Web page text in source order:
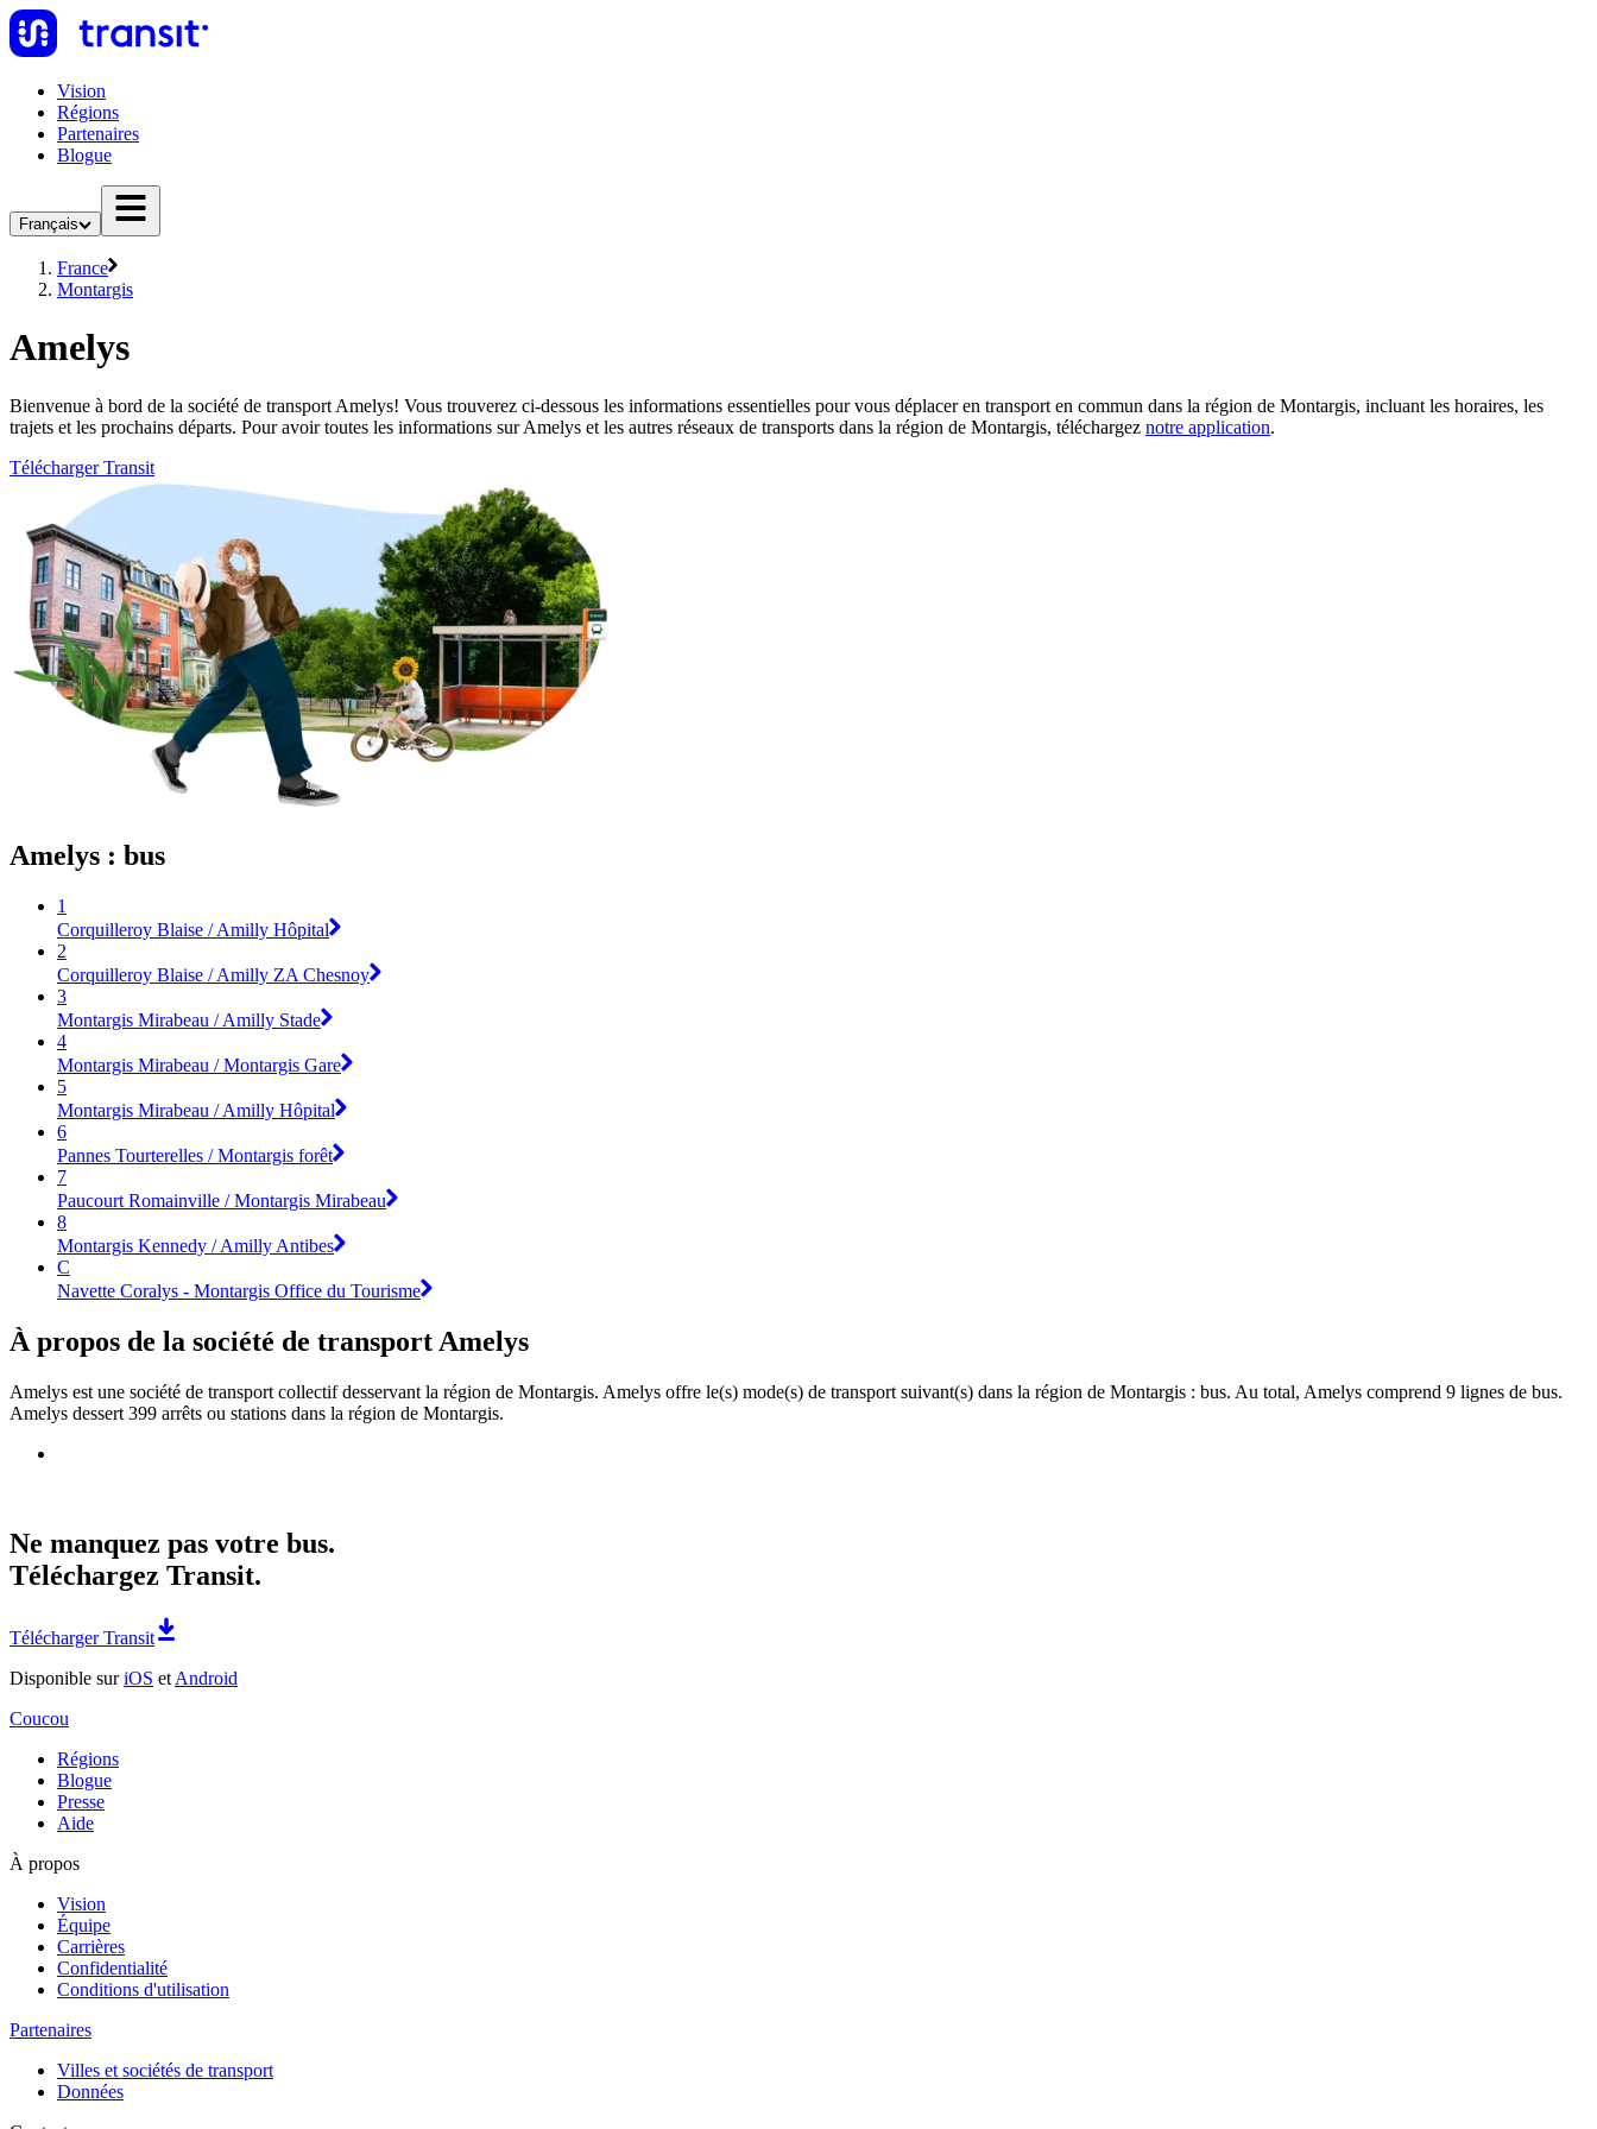
Vision
Régions
Partenaires
Blogue
Français
France
Montargis
Amelys
Bienvenue à bord de la société de transport Amelys! Vous trouverez ci-dessous les informations essentielles pour vous déplacer en transport en commun dans la région de Montargis, incluant les horaires, les
trajets et les prochains départs. Pour avoir toutes les informations sur Amelys et les autres réseaux de transports dans la région de Montargis, téléchargez notre application.
Télécharger Transit
Amelys : bus
1
Corquilleroy Blaise / Amilly Hôpital
2
Corquilleroy Blaise / Amilly ZA Chesnoy
3
Montargis Mirabeau / Amilly Stade
4
Montargis Mirabeau / Montargis Gare
5
Montargis Mirabeau / Amilly Hôpital
6
Pannes Tourterelles / Montargis forêt
7
Paucourt Romainville / Montargis Mirabeau
8
Montargis Kennedy / Amilly Antibes
C
Navette Coralys - Montargis Office du Tourisme
À propos de la société de transport Amelys
Amelys est une société de transport collectif desservant la région de Montargis. Amelys offre le(s) mode(s) de transport suivant(s) dans la région de Montargis : bus. Au total, Amelys comprend 9 lignes de bus.
Amelys dessert 399 arrêts ou stations dans la région de Montargis.
Ne manquez pas votre bus.
Téléchargez Transit.
Télécharger Transit
Disponible suriOS et Android
Coucou
Régions
Blogue
Presse
Aide
À propos
Vision
Équipe
Carrières
Confidentialité
Conditions d'utilisation
Partenaires
Villes et sociétés de transport
Données